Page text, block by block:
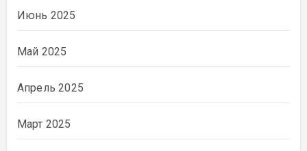
Июнь 2025
Май 2025
Апрель 2025
Март 2025